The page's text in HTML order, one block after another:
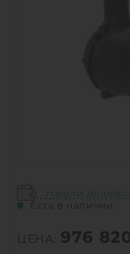
Нашли
Есть в наличии
ЦЕНА: 976 820